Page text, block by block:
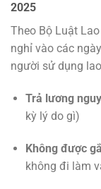
2025
Theo Bộ Luật
nghỉ vào các
người sử dụng
Trả lương
kỳ lý do gì)
Không được
không đi làm